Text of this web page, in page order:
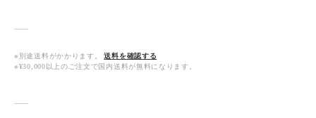
※別途送料がかかります。
送料を確認する
※¥30,000以上のご注文で国内送料が無料になります。